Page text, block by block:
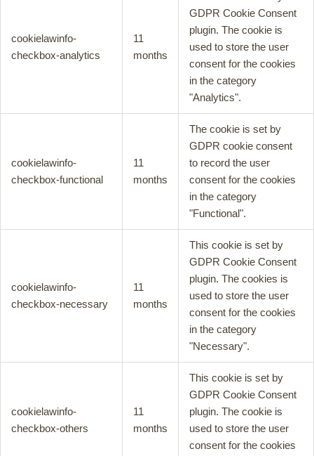
cookielawinfo-
checkbox-analytics
11
months
GDPR Cookie Consent
plugin. The cookie is
used to store the user
consent for the cookies
in the category
"Analytics".
cookielawinfo-
checkbox-functional
11
months
The cookie is set by
GDPR cookie consent
to record the user
consent for the cookies
in the category
"Functional".
cookielawinfo-
checkbox-necessary
11
months
This cookie is set by
GDPR Cookie Consent
plugin. The cookies is
used to store the user
consent for the cookies
in the category
"Necessary".
cookielawinfo-
checkbox-others
11
months
This cookie is set by
GDPR Cookie Consent
plugin. The cookie is
used to store the user
consent for the cookies